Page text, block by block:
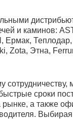
и каминов:
Ермак,
Zota, Этна,
сотрудничеству,
сроки
а также